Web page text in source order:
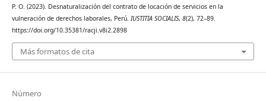
P. O. (2023). Desnaturalización del contrato de locación de servicios en la
vulneración de derechos laborales, Perú. IUSTITIA SOCIALIS, 8(2), 72–89.
https://doi.org/10.35381/racji.v8i2.2898
Más formatos de cita
Número